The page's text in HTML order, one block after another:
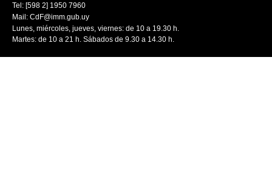
Tel: [598 2] 1950 7960
Mail: CdF@imm.gub.uy
Lunes, miércoles, jueves, viernes: de 10 a 19.30 h.
Martes: de 10 a 21 h. Sábados de 9.30 a 14.30 h.